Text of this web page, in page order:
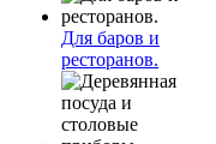
Для баров и
ресторанов.